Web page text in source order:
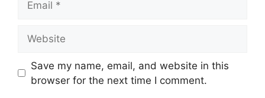
Save my name, email, and website in this
browser for the next time I comment.